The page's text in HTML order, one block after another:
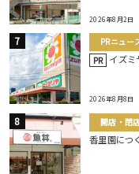
2026年8月2日
PRニュー
PR イズミ
2026年8月8日
開店・閉
香里園につ